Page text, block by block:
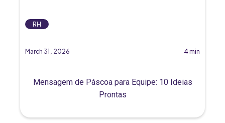
RH
March 31, 2026 4 min
Mensagem de Páscoa para Equipe: 10 Ideias
Prontas